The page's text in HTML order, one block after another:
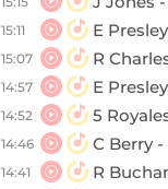
15:11 E
15:07 R
14:57 E
14:52 5
14:46 C Berry
14:41 R